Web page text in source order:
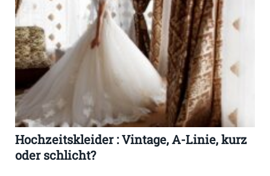
Hochzeitskleider : Vintage, A-Linie, kurz
oder schlicht?